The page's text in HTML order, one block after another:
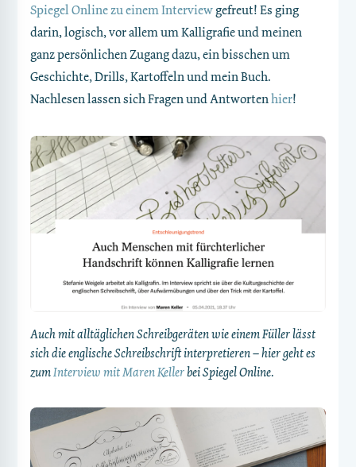
Spiegel Online zu einem Interviewgefreut! Es ging
darin, logisch, vor allem um Kalligrafie und meinen
ganz persönlichen Zugang dazu, ein bisschen um
Geschichte, Drills, Kartoffeln und mein Buch.
Nachlesen lassen sich Fragen und Antwortenhier!
Auch mit alltäglichen Schreibgeräten wie einem Füller lässt
sich die englische Schreibschrift interpretieren – hier geht es
zumInterview mit Maren Kellerbei Spiegel Online.